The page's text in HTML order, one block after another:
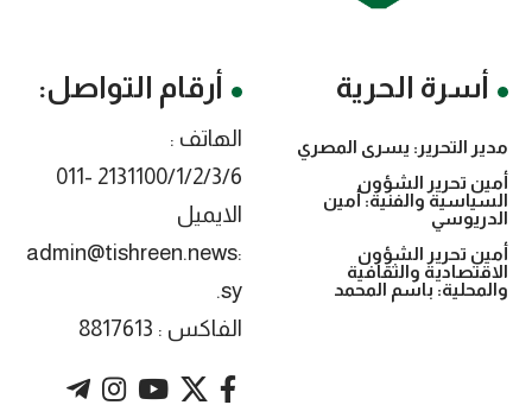
أسرة الحرية
مدير التحرير: يسرى المصري
أمين تحرير الشؤون
السياسية والفنية: أمين
الدريوسي
أمين تحرير الشؤون
الاقتصادية والثقافية
والمحلية: باسم المحمد
أرقام التواصل:
الهاتف :
2131100/1/2/3/6 -011
الايميل
:admin@tishreen.news
.sy
الفاكس : 8817613